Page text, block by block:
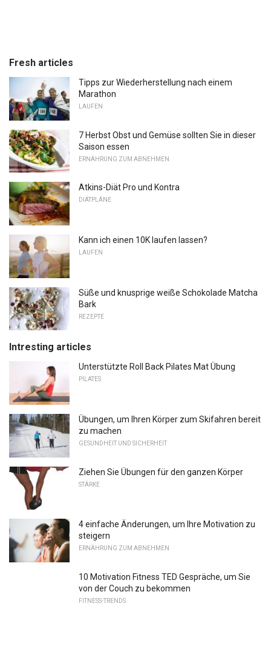
Fresh articles
Tipps zur Wiederherstellung nach einem
Marathon
LAUFEN
7 Herbst Obst und Gemüse sollten Sie in dieser
Saison essen
ERNÄHRUNG ZUM ABNEHMEN
Atkins-Diät Pro und Kontra
DIÄTPLÄNE
Kann ich einen 10K laufen lassen?
LAUFEN
Süße und knusprige weiße Schokolade Matcha
Bark
REZEPTE
Intresting articles
Unterstützte Roll Back Pilates Mat Übung
PILATES
Übungen, um Ihren Körper zum Skifahren bereit
zu machen
GESUNDHEIT UND SICHERHEIT
Ziehen Sie Übungen für den ganzen Körper
STÄRKE
4 einfache Änderungen, um Ihre Motivation zu
steigern
ERNÄHRUNG ZUM ABNEHMEN
10 Motivation Fitness TED Gespräche, um Sie
von der Couch zu bekommen
FITNESS-TRENDS